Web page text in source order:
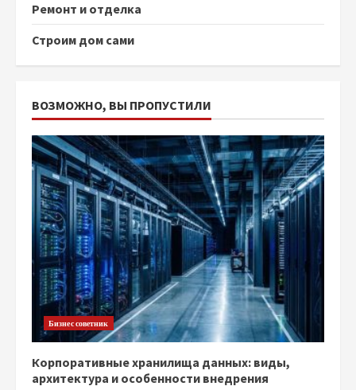
Ремонт и отделка
Строим дом сами
ВОЗМОЖНО, ВЫ ПРОПУСТИЛИ
Бизнес советник
Корпоративные хранилища данных: виды,
архитектура и особенности внедрения